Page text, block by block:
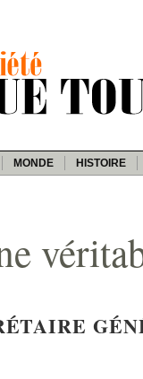
MONDE HISTOIRE